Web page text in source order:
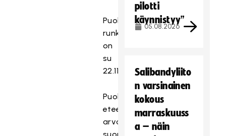
Puolivälierien
runkopäivä
on
su
22.11.
Puolivälieristä
eteenpäin
arvonta
pilotti
käynnistyy”
05.08.2026
Salibandyliito
n varsinainen
kokous
marraskuuss
a – näin